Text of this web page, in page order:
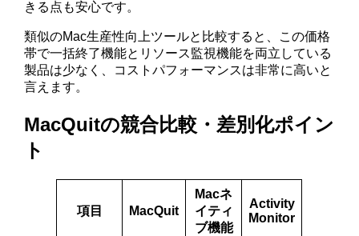
きる点も安心です。
類似のMac生産性向上ツールと比較すると、この価格
帯で一括終了機能とリソース監視機能を両立している
製品は少なく、コストパフォーマンスは非常に高いと
言えます。
MacQuitの競合比較・差別化ポイン
ト
項目 MacQuit
Macネ
イティ
ブ機能
Activity
Monitor